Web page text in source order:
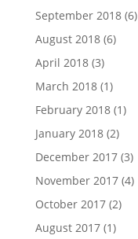
September 2018(6)
August 2018(6)
April 2018(3)
March 2018(1)
February 2018(1)
January 2018(2)
December 2017(3)
November 2017(4)
October 2017(2)
August 2017(1)